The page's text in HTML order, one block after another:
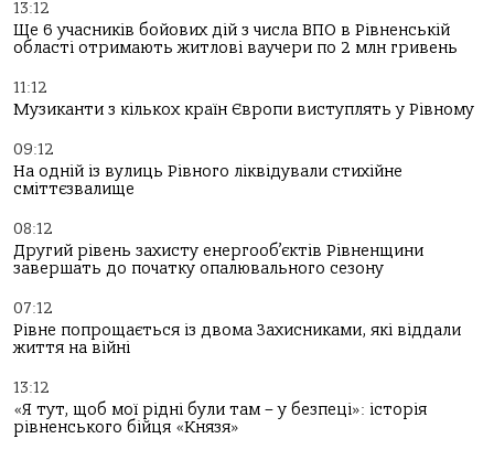
13:12
Ще 6 учасників бойових дій з числа ВПО в Рівненській
області отримають житлові ваучери по 2 млн гривень
11:12
Музиканти з кількох країн Європи виступлять у Рівному
09:12
На одній із вулиць Рівного ліквідували стихійне
сміттєзвалище
08:12
Другий рівень захисту енергооб’єктів Рівненщини
завершать до початку опалювального сезону
07:12
Рівне попрощається із двома Захисниками, які віддали
життя на війні
13:12
«Я тут, щоб мої рідні були там – у безпеці»: історія
рівненського бійця «Князя»